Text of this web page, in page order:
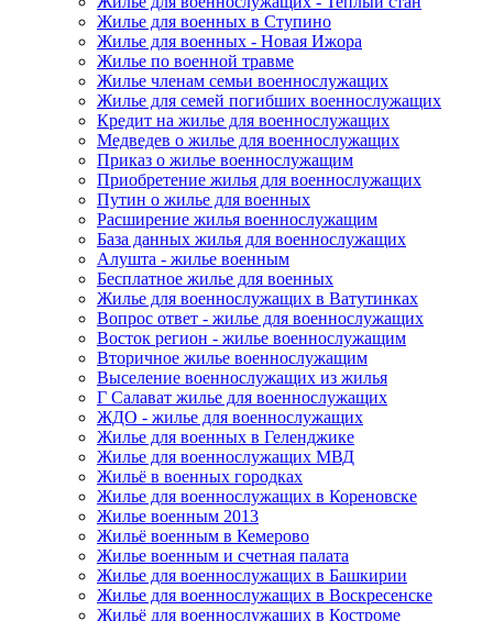
Жилье для военных в Ступино
Жилье для военных - Новая Ижора
Жилье по военной травме
Жилье членам семьи военнослужащих
Жилье для семей погибших военнослужащих
Кредит на жилье для военнослужащих
Медведев о жилье для военнослужащих
Приказ о жилье военнослужащим
Приобретение жилья для военнослужащих
Путин о жилье для военных
Расширение жилья военнослужащим
База данных жилья для военнослужащих
Алушта - жилье военным
Бесплатное жилье для военных
Жилье для военнослужащих в Ватутинках
Вопрос ответ - жилье для военнослужащих
Восток регион - жилье военнослужащим
Вторичное жилье военнослужащим
Выселение военнослужащих из жилья
Г Салават жилье для военнослужащих
ЖДО - жилье для военнослужащих
Жилье для военных в Геленджике
Жилье для военнослужащих МВД
Жильё в военных городках
Жилье для военнослужащих в Кореновске
Жилье военным 2013
Жильё военным в Кемерово
Жилье военным и счетная палата
Жилье для военнослужащих в Башкирии
Жилье для военнослужащих в Воскресенске
Жильё для военнослужащих в Костроме